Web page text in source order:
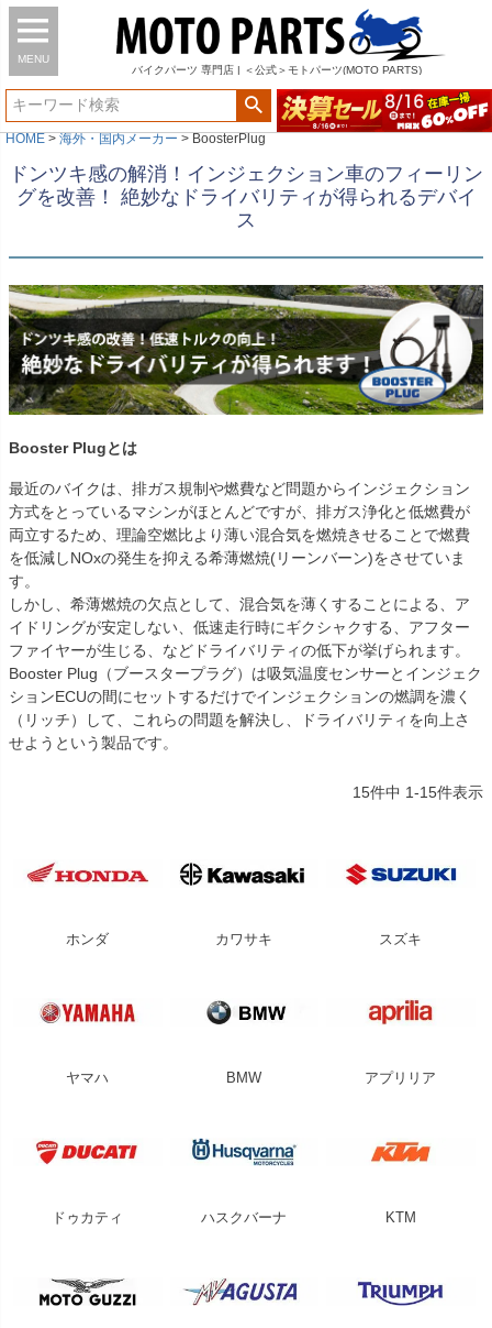
MENU
バイク パーツ 専門店 | ＜公式＞モトパーツ(MOTO PARTS)
HOME 海外・国内メーカー BoosterPlug
ドンツキ感の解消！インジェクション車のフィーリン
グを改善！ 絶妙なドライバリティが得られるデバイ
ス
Booster Plugとは
最近のバイクは、排ガス規制や燃費など問題からインジェクション
方式をとっているマシンがほとんどですが、排ガス浄化と低燃費が
両立するため、理論空燃比より薄い混合気を燃焼きせることで燃費
を低減しNOxの発生を抑える希薄燃焼(リーンバーン)をさせていま
す。
しかし、希薄燃焼の欠点として、混合気を薄くすることによる、ア
イドリングが安定しない、低速走行時にギクシャクする、アフター
ファイヤーが生じる、などドライバリティの低下が挙げられます。
Booster Plug（ブースタープラグ）は吸気温度センサーとインジェク
ションECUの間にセットするだけでインジェクションの燃調を濃く
（リッチ）して、これらの問題を解決し、ドライバリティを向上さ
せようという製品です。
15件中 1-15件表示
ホンダ カワサキ スズキ
ヤマハ BMW アプリリア
ドゥカティ ハスクバーナ KTM